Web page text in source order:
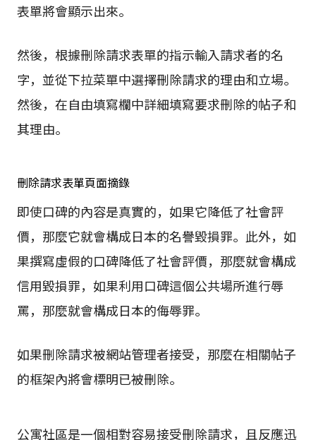
表單將會顯示出來。
然後，根據刪除請求表單的指示輸入請求者的名
字，並從下拉菜單中選擇刪除請求的理由和立場。
然後，在自由填寫欄中詳細填寫要求刪除的帖子和
其理由。
刪除請求表單頁面摘錄
即使口碑的內容是真實的，如果它降低了社會評
價，那麼它就會構成日本的名譽毀損罪。此外，如
果撰寫虛假的口碑降低了社會評價，那麼就會構成
信用毀損罪，如果利用口碑這個公共場所進行辱
罵，那麼就會構成日本的侮辱罪。
如果刪除請求被網站管理者接受，那麼在相關帖子
的框架內將會標明已被刪除。
公寓社區是一個相對容易接受刪除請求，且反應迅